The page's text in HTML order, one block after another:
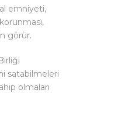
emniyeti,
görür.
satabilmeleri
olmaları